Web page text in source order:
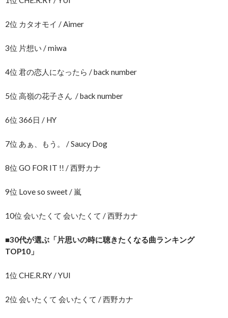
2位 カタオモイ / Aimer
3位 片想い / miwa
4位 君の恋人になったら / back number
5位 高嶺の花子さん / back number
6位 366日 / HY
7位 あぁ、もう。 / Saucy Dog
8位 GO FOR IT !! / 西野カナ
9位 Love so sweet / 嵐
10位 会いたくて 会いたくて / 西野カナ
■30代が選ぶ「片思いの時に聴きたくなる曲ランキング
TOP10」
1位 CHE.R.RY / YUI
2位 会いたくて 会いたくて / 西野カナ